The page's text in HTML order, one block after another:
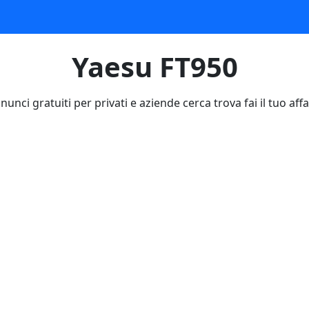
Yaesu FT950
gratuiti per privati e aziende cerca trova fai il tuo